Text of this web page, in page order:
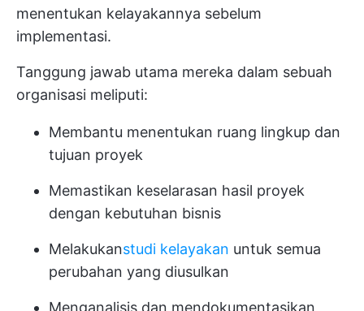
menentukan kelayakannya sebelum
implementasi.
Tanggung jawab utama mereka dalam sebuah
organisasi meliputi:
Membantu menentukan ruang lingkup dan
tujuan proyek
Memastikan keselarasan hasil proyek
dengan kebutuhan bisnis
Melakukanstudi kelayakan untuk semua
perubahan yang diusulkan
Menganalisis dan mendokumentasikan